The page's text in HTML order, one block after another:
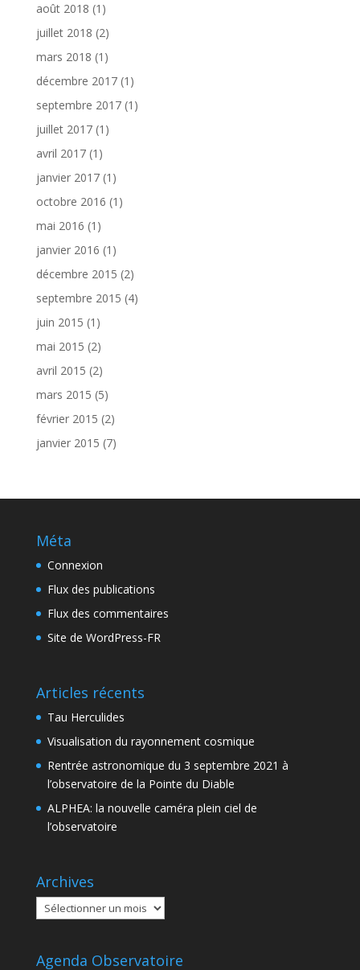
août 2018 (1)
juillet 2018 (2)
mars 2018 (1)
décembre 2017(1)
septembre 2017(1)
juillet 2017(1)
avril 2017(1)
janvier 2017(1)
octobre 2016 (1)
mai 2016 (1)
janvier 2016 (1)
décembre 2015 (2)
septembre 2015 (4)
juin 2015 (1)
mai 2015 (2)
avril 2015 (2)
mars 2015 (5)
février 2015 (2)
janvier 2015 (7)
Méta
Connexion
Flux des publications
Flux des commentaires
Site de WordPress-FR
Articles récents
Tau Herculides
Visualisation du rayonnement cosmique
Rentrée astronomique du 3 septembre 2021 à
l’observatoire de la Pointe du Diable
ALPHEA: la nouvelle caméra plein ciel de
l’observatoire
Archives
Archives
Agenda Observatoire